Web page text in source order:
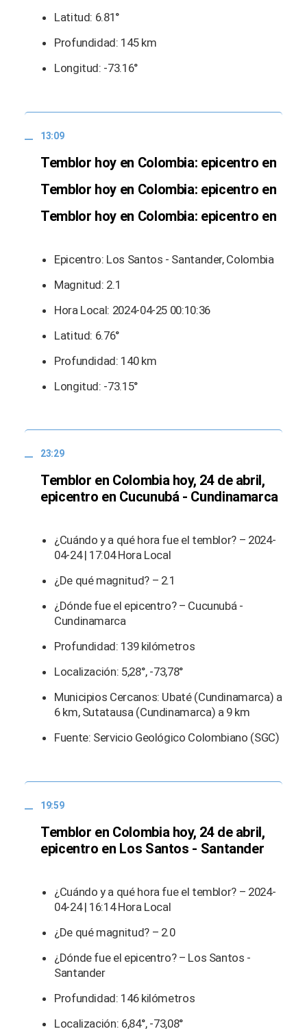
Latitud: 6.81°
Profundidad: 145 km
Longitud: -73.16°
13:09
Temblor hoy en Colombia: epicentro en
Temblor hoy en Colombia: epicentro en
Temblor hoy en Colombia: epicentro en
Epicentro: Los Santos - Santander, Colombia
Magnitud: 2.1
Hora Local: 2024-04-25 00:10:36
Latitud: 6.76°
Profundidad: 140 km
Longitud: -73.15°
23:29
Temblor en Colombia hoy, 24 de abril,
epicentro en Cucunubá - Cundinamarca
¿Cuándo y a qué hora fue el temblor? – 2024-
04-24 | 17:04 Hora Local
¿De qué magnitud? – 2.1
¿Dónde fue el epicentro? – Cucunubá -
Cundinamarca
Profundidad: 139 kilómetros
Localización: 5,28°, -73,78°
Municipios Cercanos: Ubaté (Cundinamarca) a
6 km, Sutatausa (Cundinamarca) a 9 km
Fuente: Servicio Geológico Colombiano (SGC)
19:59
Temblor en Colombia hoy, 24 de abril,
epicentro en Los Santos - Santander
¿Cuándo y a qué hora fue el temblor? – 2024-
04-24 | 16:14 Hora Local
¿De qué magnitud? – 2.0
¿Dónde fue el epicentro? – Los Santos -
Santander
Profundidad: 146 kilómetros
Localización: 6,84°, -73,08°